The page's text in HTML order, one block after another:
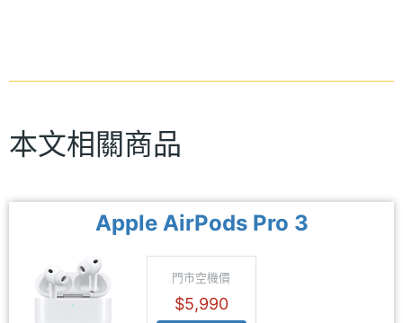
本文相關商品
Apple AirPods Pro 3
門市空機價
$5,990